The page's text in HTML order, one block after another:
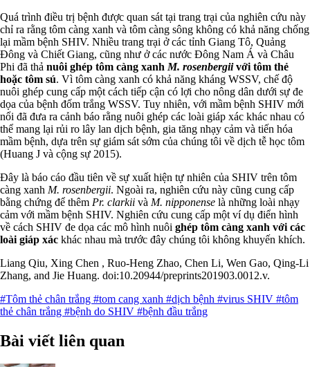
Quá trình điều trị bệnh được quan sát tại trang trại của nghiên cứu này
chỉ ra rằng tôm càng xanh và tôm càng sông không có khả năng chống
lại mầm bệnh SHIV. Nhiều trang trại ở các tỉnh Giang Tô, Quảng
Đông và Chiết Giang, cũng như ở các nước Đông Nam Á và Châu
Phi đã thả nuôi ghép tôm càng xanh M. rosenbergiivới tôm thẻ
hoặc tôm sú. Vì tôm càng xanh có khả năng kháng WSSV, chế độ
nuôi ghép cung cấp một cách tiếp cận có lợi cho nông dân dưới sự đe
dọa của bệnh đốm trắng WSSV. Tuy nhiên, với mầm bệnh SHIV mới
nổi đã đưa ra cảnh báo rằng nuôi ghép các loài giáp xác khác nhau có
thể mang lại rủi ro lây lan dịch bệnh, gia tăng nhạy cảm và tiến hóa
mầm bệnh, dựa trên sự giám sát sớm của chúng tôi về dịch tễ học tôm
(Huang J và cộng sự 2015).
Đây là báo cáo đầu tiên về sự xuất hiện tự nhiên của SHIV trên tôm
càng xanh M. rosenbergii. Ngoài ra, nghiên cứu này cũng cung cấp
bằng chứng để thêm Pr. clarkii và M. nipponense là những loài nhạy
cảm với mầm bệnh SHIV. Nghiên cứu cung cấp một ví dụ điển hình
về cách SHIV đe dọa các mô hình nuôi ghép tôm càng xanh với các
loài giáp xác khác nhau mà trước đây chúng tôi không khuyến khích.
Liang Qiu, Xing Chen , Ruo-Heng Zhao, Chen Li, Wen Gao, Qing-Li
Zhang, and Jie Huang. doi:10.20944/preprints201903.0012.v.
#Tôm thẻ chân trắng #tom cang xanh #dịch bệnh #virus SHIV #tôm
thẻ chân trắng #bệnh do SHIV #bệnh đầu trắng
Bài viết liên quan